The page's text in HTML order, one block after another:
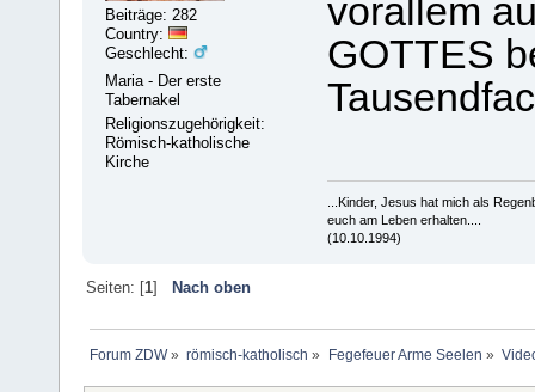
Beiträge: 282
Country:
Geschlecht:
Maria - Der erste
Tabernakel
Religionszugehörigkeit:
Römisch-katholische
Kirche
vorallem
GOTTES
...Kinder, Jesus hat mich als
euch am Leben erhalten....
(10.10.1994)
Seiten: [1] Nach oben
Forum ZDW» römisch-katholisch » Fegefeuer Arme Seelen »